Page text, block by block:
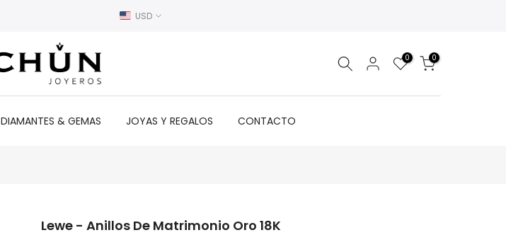
USD
0 0
DIAMANTES & GEMAS JOYAS Y REGALOS CONTACTO
Lewe - Anillos De Matrimonio Oro 18K